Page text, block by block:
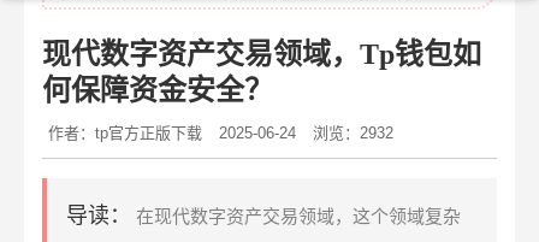
现代数字资产交易领域，Tp钱包如
何保障资金安全？
作者：tp官方正版下载 2025-06-24 浏览：2932
导读：
在现代数字资产交易领域，这个领域复杂